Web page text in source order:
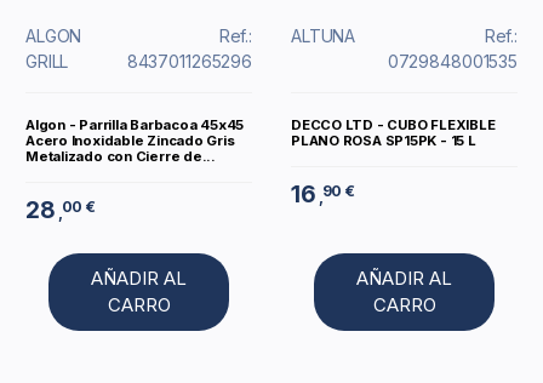
ALGON
GRILL
Ref.:
8437011265296
Algon - Parrilla Barbacoa 45x45
Acero Inoxidable Zincado Gris
Metalizado con Cierre de...
28 ,00 €
AÑADIR AL
CARRO
ALTUNA
Ref.:
0729848001535
DECCO LTD - CUBO FLEXIBLE
PLANO ROSA SP15PK - 15 L
16 ,90 €
AÑADIR AL
CARRO